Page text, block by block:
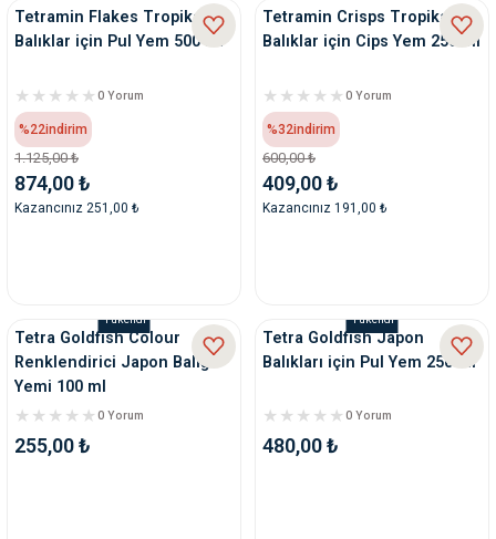
Tetramin Flakes Tropikal
Balıklar için Pul Yem 500 ml
0 Yorum
%22indirim
1.125,00 ₺
874,00 ₺
Kazancınız 251,00 ₺
Tetramin Crisps Tropikal
Balıklar için Cips Yem 250 ml
0 Yorum
%32indirim
600,00 ₺
409,00 ₺
Kazancınız 191,00 ₺
Tükendi
Tetra Goldfish Colour
Renklendirici Japon Balığı
Yemi 100 ml
0 Yorum
255,00 ₺
Tükendi
Tetra Goldfish Japon
Balıkları için Pul Yem 250 ml
0 Yorum
480,00 ₺